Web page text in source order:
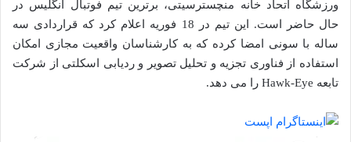
ورزشگاه اتحاد خانه منچسترسیتی، برترین تیم فوتبال انگلیس در
حال حاضر است. این تیم در 18 فوریه اعلام کرد که قراردادی سه
ساله با سونی امضا کرده که به کارشناسان واقعیت مجازی امکان
استفاده از فناوری تجزیه و تحلیل تصویر و ردیابی اسکلتی از شرکت
تابعه Hawk-Eye را می دهد.